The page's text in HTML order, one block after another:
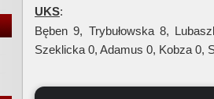
UKS:
Bęben 9, Trybułowska 8,
Szeklicka 0, Adamus 0, Kobza 0,